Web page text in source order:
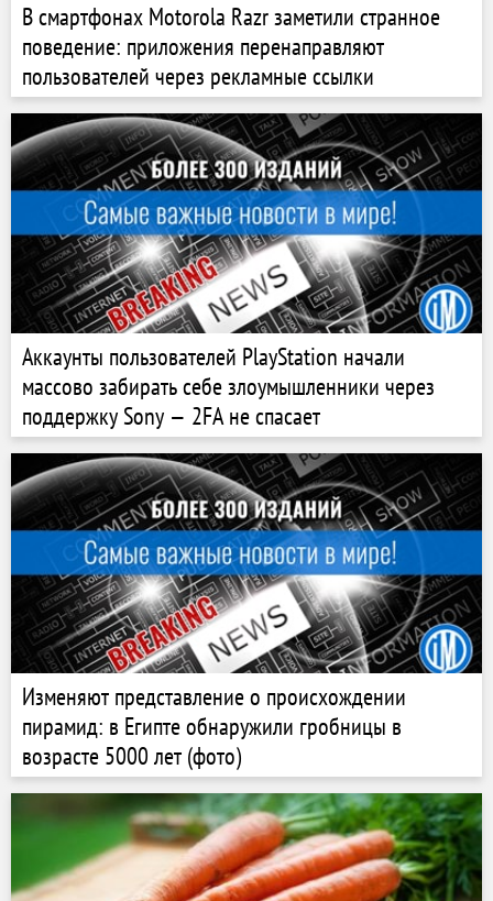
В смартфонах Motorola Razr заметили странное
поведение: приложения перенаправляют
пользователей через рекламные ссылки
Аккаунты пользователей PlayStation начали
массово забирать себе злоумышленники через
поддержку Sony — 2FA не спасает
Изменяют представление о происхождении
пирамид: в Египте обнаружили гробницы в
возрасте 5000 лет (фото)